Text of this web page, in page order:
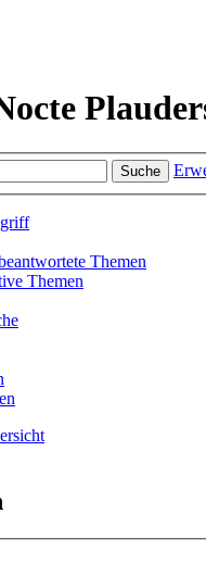
Suche
Themen
Themen